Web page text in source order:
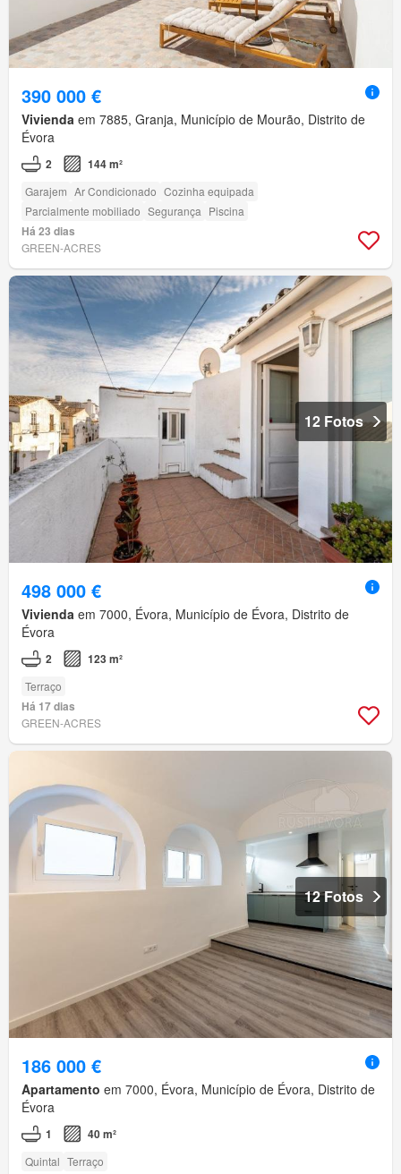
390 000 €
Vivienda em 7885, Granja, Município de Mourão, Distrito de
Évora
2 144 m²
Garajem Ar Condicionado Cozinha equipada
Parcialmente mobiliado Segurança Piscina
Há 23 dias
GREEN-ACRES
12 Fotos
498 000 €
Vivienda em 7000, Évora, Município de Évora, Distrito de
Évora
2 123 m²
Terraço
Há 17 dias
GREEN-ACRES
12 Fotos
186 000 €
Apartamento em 7000, Évora, Município de Évora, Distrito de
Évora
1 40 m²
Quintal Terraço